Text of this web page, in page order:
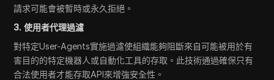
請求可能會被暫時或永久拒絕。
3. 使用者代理過濾
對特定User-Agents實施過濾使組織能夠阻斷來自可能被用於有
害目的的特定機器人或自動化工具的存取。此技術通過確保只有
合法使用者才能存取API來增強安全性。